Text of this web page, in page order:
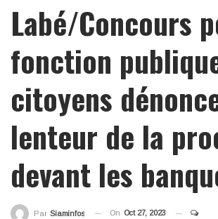
Labé/Concours
fonction
citoyens
lenteur de la
devant les
Par Siaminfos On Oct 27, 2023